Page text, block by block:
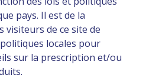
pays. Il est de la
visiteurs de ce site de
locales pour
sur la prescription et/ou